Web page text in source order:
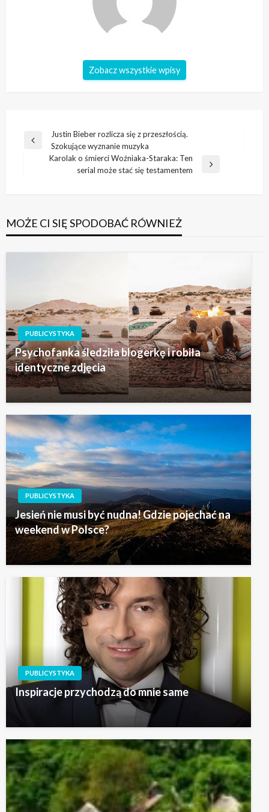
Zobacz wszystkie wpisy
Nawigacja
wpisu
Poprzedni
Justin Bieber rozlicza się z przeszłością.
Szokujące wyznanie muzyka
Karolak o śmierci Woźniaka-Staraka: Ten
serial może stać się testamentem
MOŻE CI SIĘ SPODOBAĆ RÓWNIEŻ
PUBLICYSTYKA
Psychofanka śledziła blogerkę i robiła
identyczne zdjęcia
PUBLICYSTYKA
Jesień nie musi być nudna! Gdzie pojechać na
weekend w Polsce?
PUBLICYSTYKA
Inspiracje przychodzą do mnie same